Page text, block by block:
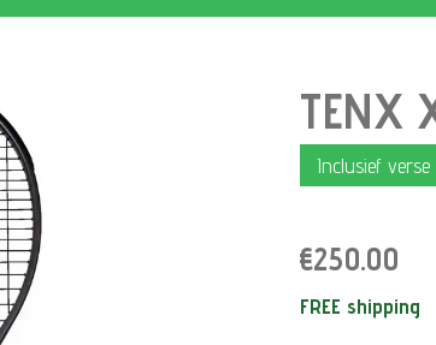
TENX
Inclusief
€250.00
FREE shipping